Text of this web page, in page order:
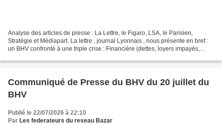
Analyse des articles de presse : La Lettre, le Figaro, LSA, le Parisien,
Stratégie et Médiapart. La lettre , journal Lyonnais , nous présente en bref :
un BHV confronté à une triple crise : Financière (dettes, loyers impayés,
Communiqué de Presse du BHV du 20 juillet du
BHV
Publié le 22/07/2026 à 22:10
Par Les federateurs du reseau Bazar